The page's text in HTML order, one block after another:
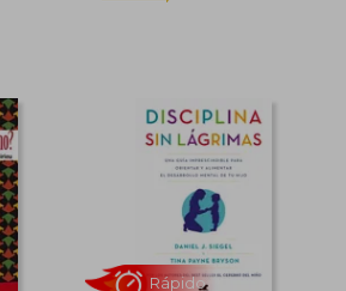
20,00 €
5%
dcto.